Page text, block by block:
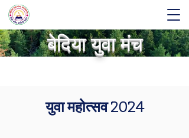
बेदिया युवा मंच
युवा महोत्सव 2024